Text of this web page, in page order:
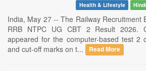
Health & Lifestyle
India, May 27 -- The Railway Recruitment
RRB NTPC UG CBT 2 Result 2026.
appeared for the computer-based test 2
and cut-off marks on t...
Read More